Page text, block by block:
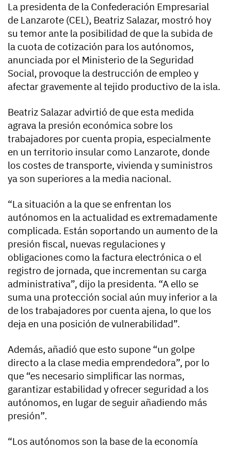
La presidenta de la Confederación Empresarial
de Lanzarote (CEL), Beatriz Salazar, mostró hoy
su temor ante la posibilidad de que la subida de
la cuota de cotización para los autónomos,
anunciada por el Ministerio de la Seguridad
Social, provoque la destrucción de empleo y
afectar gravemente al tejido productivo de la isla.
Beatriz Salazar advirtió de que esta medida
agrava la presión económica sobre los
trabajadores por cuenta propia, especialmente
en un territorio insular como Lanzarote, donde
los costes de transporte, vivienda y suministros
ya son superiores a la media nacional.
“La situación a la que se enfrentan los
autónomos en la actualidad es extremadamente
complicada. Están soportando un aumento de la
presión fiscal, nuevas regulaciones y
obligaciones como la factura electrónica o el
registro de jornada, que incrementan su carga
administrativa”, dijo la presidenta. “A ello se
suma una protección social aún muy inferior a la
de los trabajadores por cuenta ajena, lo que los
deja en una posición de vulnerabilidad”.
Además, añadió que esto supone “un golpe
directo a la clase media emprendedora”, por lo
que “es necesario simplificar las normas,
garantizar estabilidad y ofrecer seguridad a los
autónomos, en lugar de seguir añadiendo más
presión”.
“Los autónomos son la base de la economía